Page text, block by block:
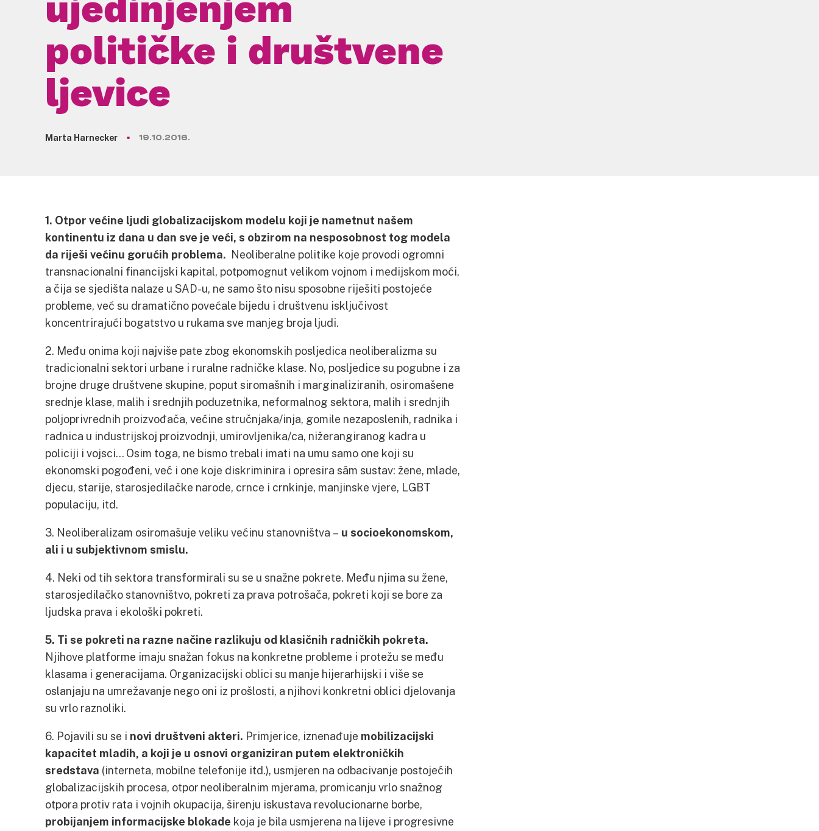
političke i društvene
ljevice
Marta Harnecker 19.10.2016.
1. Otpor većine ljudi globalizacijskom modelu koji je nametnut našem
kontinentu iz dana u dan sve je veći, s obzirom na nesposobnost tog modela
da riješi većinu gorućih problema. Neoliberalne politike koje provodi ogromni
transnacionalni financijski kapital, potpomognut velikom vojnom i medijskom moći,
a čija se sjedišta nalaze u SAD-u, ne samo što nisu sposobne riješiti postojeće
probleme, već su dramatično povećale bijedu i društvenu isključivost
koncentrirajući bogatstvo u rukama sve manjeg broja ljudi.
2. Među onima koji najviše pate zbog ekonomskih posljedica neoliberalizma su
tradicionalni sektori urbane i ruralne radničke klase. No, posljedice su pogubne i za
brojne druge društvene skupine, poput siromašnih i marginaliziranih, osiromašene
srednje klase, malih i srednjih poduzetnika, neformalnog sektora, malih i srednjih
poljoprivrednih proizvođača, većine stručnjaka/inja, gomile nezaposlenih, radnika i
radnica u industrijskoj proizvodnji, umirovljenika/ca, nižerangiranog kadra u
policiji i vojsci… Osim toga, ne bismo trebali imati na umu samo one koji su
ekonomski pogođeni, već i one koje diskriminira i opresira sâm sustav: žene, mlade,
djecu, starije, starosjedilačke narode, crnce i crnkinje, manjinske vjere, LGBT
populaciju, itd.
3. Neoliberalizam osiromašuje veliku većinu stanovništva – u socioekonomskom,
ali i u subjektivnom smislu.
4. Neki od tih sektora transformirali su se u snažne pokrete. Među njima su žene,
starosjedilačko stanovništvo, pokreti za prava potrošača, pokreti koji se bore za
ljudska prava i ekološki pokreti.
5. Ti se pokreti na razne načine razlikuju od klasičnih radničkih pokreta.
Njihove platforme imaju snažan fokus na konkretne probleme i protežu se među
klasama i generacijama. Organizacijski oblici su manje hijerarhijski i više se
oslanjaju na umrežavanje nego oni iz prošlosti, a njihovi konkretni oblici djelovanja
su vrlo raznoliki.
6. Pojavili su se i novi društveni akteri. Primjerice, iznenađuje mobilizacijski
kapacitet mladih, a koji je u osnovi organiziran putem elektroničkih
sredstava (interneta, mobilne telefonije itd.), usmjeren na odbacivanje postojećih
globalizacijskih procesa, otpor neoliberalnim mjerama, promicanju vrlo snažnog
otpora protiv rata i vojnih okupacija, širenju iskustava revolucionarne borbe,
probijanjem informacijske blokade koja je bila usmjerena na lijeve i progresivne